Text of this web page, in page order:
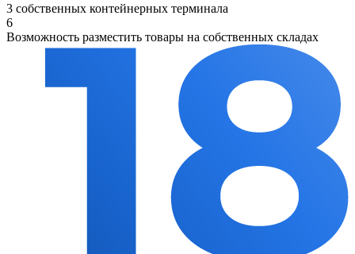
3 собственных контейнерных терминала
6
Возможность разместить товары на собственных складах